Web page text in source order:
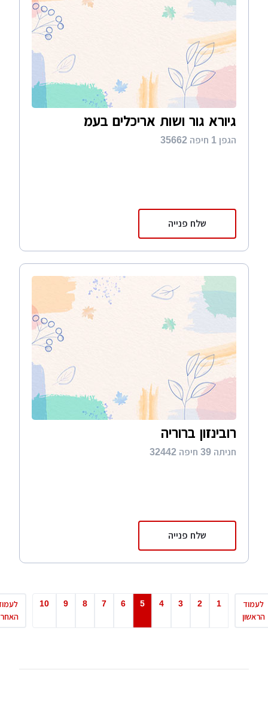
גיורא גור ושות אריכלים בעמ
הגפן 1 חיפה 35662
שלח פנייה
רובינזון ברוריה
חניתה 39 חיפה 32442
שלח פנייה
לעמוד
האחרון